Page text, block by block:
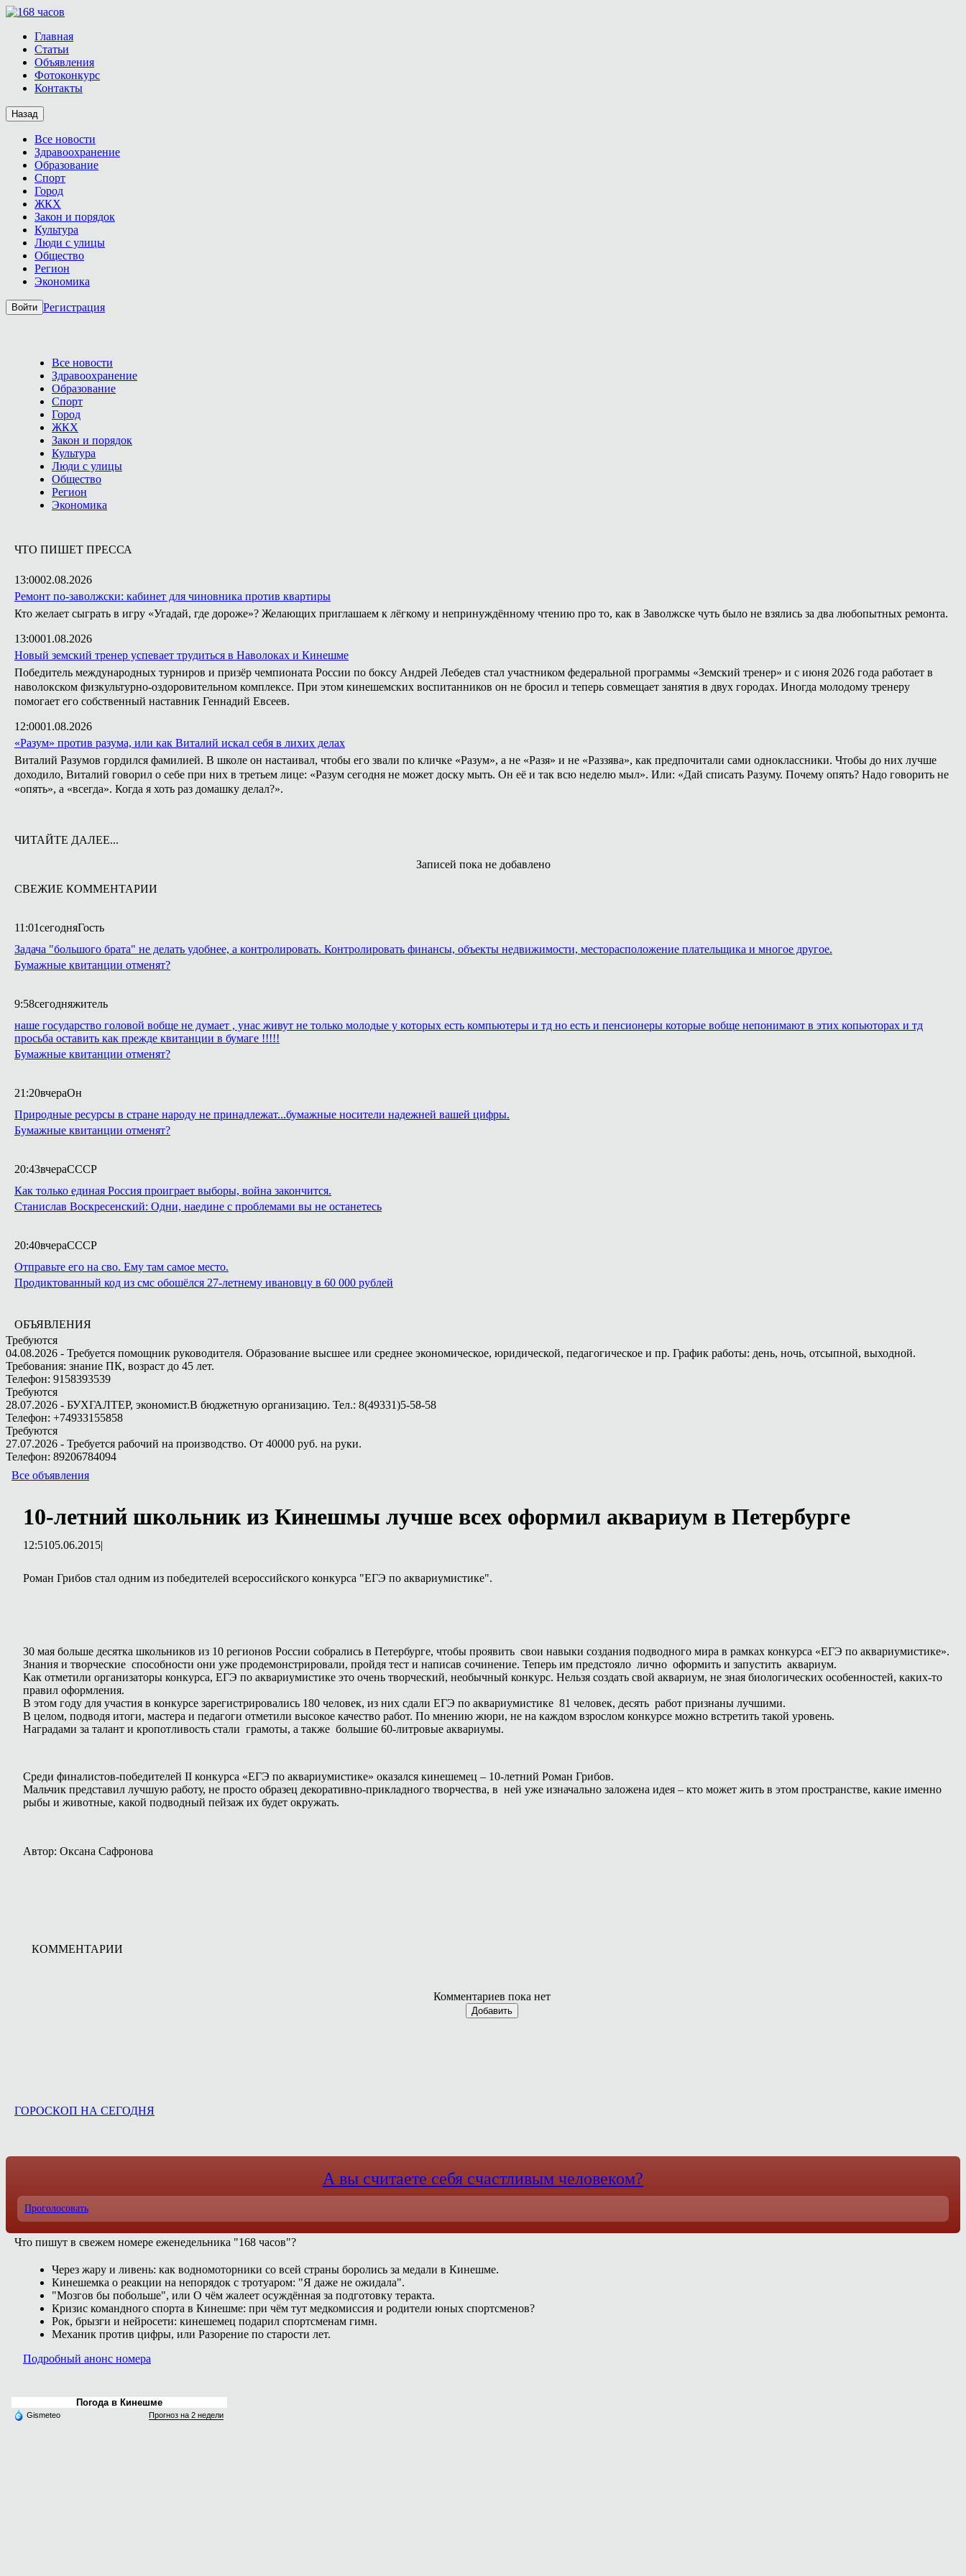
Главная
Статьи
Объявления
Фотоконкурс
Контакты
Назад
Все новости
Здравоохранение
Образование
Спорт
Город
ЖКХ
Закон и порядок
Культура
Люди с улицы
Общество
Регион
Экономика
Войти Регистрация
Все новости
Здравоохранение
Образование
Спорт
Город
ЖКХ
Закон и порядок
Культура
Люди с улицы
Общество
Регион
Экономика
ЧТО ПИШЕТ ПРЕССА
13:0002.08.2026
Ремонт по-заволжски: кабинет для чиновника против квартиры
Кто желает сыграть в игру «Угадай, где дороже»? Желающих приглашаем к лёгкому и непринуждённому чтению про то, как в Заволжске чуть было не взялись за два любопытных ремонта.
13:0001.08.2026
Новый земский тренер успевает трудиться в Наволоках и Кинешме
Победитель международных турниров и призёр чемпионата России по боксу Андрей Лебедев стал участником федеральной программы «Земский тренер» и с июня 2026 года работает в
наволокском физкультурно-оздоровительном комплексе. При этом кинешемских воспитанников он не бросил и теперь совмещает занятия в двух городах. Иногда молодому тренеру
помогает его собственный наставник Геннадий Евсеев.
12:0001.08.2026
«Разум» против разума, или как Виталий искал себя в лихих делах
Виталий Разумов гордился фамилией. В школе он настаивал, чтобы его звали по кличке «Разум», а не «Разя» и не «Раззява», как предпочитали сами одноклассники. Чтобы до них лучше
доходило, Виталий говорил о себе при них в третьем лице: «Разум сегодня не может доску мыть. Он её и так всю неделю мыл». Или: «Дай списать Разуму. Почему опять? Надо говорить не
«опять», а «всегда». Когда я хоть раз домашку делал?».
ЧИТАЙТЕ ДАЛЕЕ...
Записей пока не добавлено
СВЕЖИЕ КОММЕНТАРИИ
11:01сегодняГость
Задача "большого брата" не делать удобнее, а контролировать. Контролировать финансы, объекты недвижимости, месторасположение плательщика и многое другое.
Бумажные квитанции отменят?
9:58сегодняжитель
наше государство головой вобще не думает , унас живут не только молодые у которых есть компьютеры и тд но есть и пенсионеры которые вобще непонимают в этих копьюторах и тд
просьба оставить как прежде квитанции в бумаге !!!!!
Бумажные квитанции отменят?
21:20вчераОн
Природные ресурсы в стране народу не принадлежат...бумажные носители надежней вашей цифры.
Бумажные квитанции отменят?
20:43вчераСССР
Как только единая Россия проиграет выборы, война закончится.
Станислав Воскресенский: Одни, наедине с проблемами вы не останетесь
20:40вчераСССР
Отправьте его на сво. Ему там самое место.
Продиктованный код из смс обошёлся 27-летнему ивановцу в 60 000 рублей
ОБЪЯВЛЕНИЯ
Требуются
04.08.2026 - Требуется помощник руководителя. Образование высшее или среднее экономическое, юридической, педагогическое и пр. График работы: день, ночь, отсыпной, выходной.
Требования: знание ПК, возраст до 45 лет.
Телефон: 9158393539
Требуются
28.07.2026 - БУХГАЛТЕР, экономист.В бюджетную организацию. Тел.: 8(49331)5-58-58
Телефон: +74933155858
Требуются
27.07.2026 - Требуется рабочий на производство. От 40000 руб. на руки.
Телефон: 89206784094
Все объявления
10-летний школьник из Кинешмы лучше всех оформил аквариум в Петербурге
12:5105.06.2015|
Роман Грибов стал одним из победителей всероссийского конкурса "ЕГЭ по аквариумистике".
30 мая больше десятка школьников из 10 регионов России собрались в Петербурге, чтобы проявить свои навыки создания подводного мира в рамках конкурса «ЕГЭ по аквариумистике».
Знания и творческие способности они уже продемонстрировали, пройдя тест и написав сочинение. Теперь им предстояло лично оформить и запустить аквариум.
Как отметили организаторы конкурса, ЕГЭ по аквариумистике это очень творческий, необычный конкурс. Нельзя создать свой аквариум, не зная биологических особенностей, каких-то
правил оформления.
В этом году для участия в конкурсе зарегистрировались 180 человек, из них сдали ЕГЭ по аквариумистике 81 человек, десять работ признаны лучшими.
В целом, подводя итоги, мастера и педагоги отметили высокое качество работ. По мнению жюри, не на каждом взрослом конкурсе можно встретить такой уровень.
Наградами за талант и кропотливость стали грамоты, а также большие 60-литровые аквариумы.
Среди финалистов-победителей II конкурса «ЕГЭ по аквариумистике» оказался кинешемец – 10-летний Роман Грибов.
Мальчик представил лучшую работу, не просто образец декоративно-прикладного творчества, в ней уже изначально заложена идея – кто может жить в этом пространстве, какие именно
рыбы и животные, какой подводный пейзаж их будет окружать.
Автор: Оксана Сафронова
КОММЕНТАРИИ
Комментариев пока нет
Добавить
ГОРОСКОП НА СЕГОДНЯ
А вы считаете себя счастливым человеком?
Проголосовать
Что пишут в свежем номере еженедельника "168 часов"?
Через жару и ливень: как водномоторники со всей страны боролись за медали в Кинешме.
Кинешемка о реакции на непорядок с тротуаром: "Я даже не ожидала".
"Мозгов бы побольше", или О чём жалеет осуждённая за подготовку теракта.
Кризис командного спорта в Кинешме: при чём тут медкомиссия и родители юных спортсменов?
Рок, брызги и нейросети: кинешемец подарил спортсменам гимн.
Механик против цифры, или Разорение по старости лет.
Подробный анонс номера
Погода в Кинешме
Gismeteo Прогноз на 2 недели